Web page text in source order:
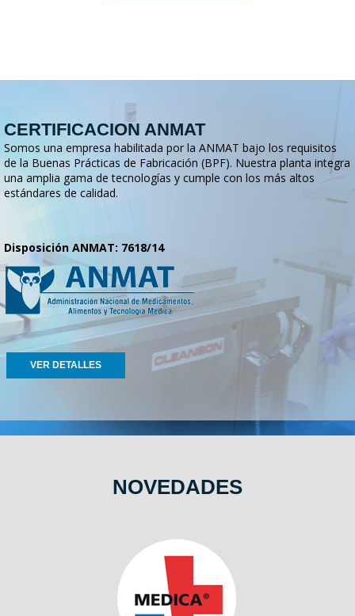
CERTIFICACION ANMAT
Somos una empresa habilitada por la ANMAT bajo los requisitos
de la Buenas Prácticas de Fabricación (BPF). Nuestra planta integra
una amplia gama de tecnologías y cumple con los más altos
estándares de calidad.
Disposición ANMAT: 7618/14
VER DETALLES
NOVEDADES